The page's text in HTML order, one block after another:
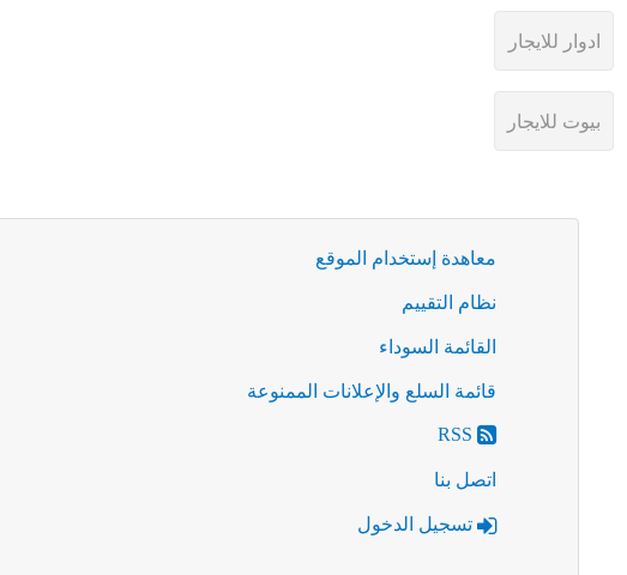
معاهدة إستخدام الموقع
نظام التقييم
القائمة السوداء
قائمة السلع والإعلانات الممنوعة
RSS
اتصل بنا
تسجيل الدخول